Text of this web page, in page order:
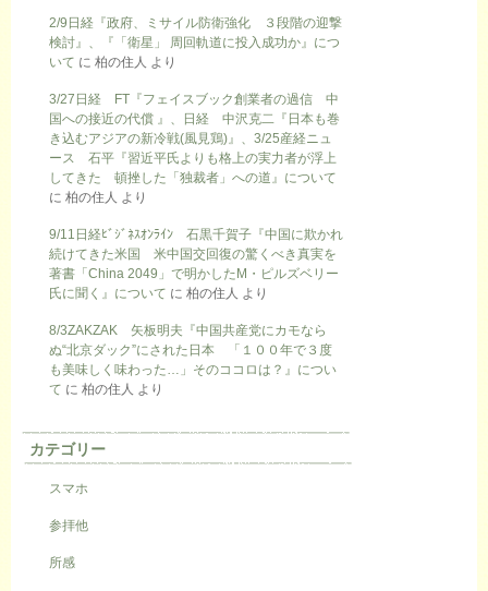
2/9日経『政府、ミサイル防衛強化 ３段階の迎撃
検討』、『「衛星」 周回軌道に投入成功か』につ
いて に 柏の住人 より
3/27日経 FT『フェイスブック創業者の過信 中
国への接近の代償 』、日経 中沢克二『日本も巻
き込むアジアの新冷戦(風見鶏)』、3/25産経ニュ
ース 石平『習近平氏よりも格上の実力者が浮上
してきた 頓挫した「独裁者」への道』について
に 柏の住人 より
9/11日経ﾋﾞｼﾞﾈｽｵﾝﾗｲﾝ 石黒千賀子『中国に欺かれ
続けてきた米国 米中国交回復の驚くべき真実を
著書「China 2049」で明かしたM・ピルズベリー
氏に聞く』について に 柏の住人 より
8/3ZAKZAK 矢板明夫『中国共産党にカモなら
ぬ“北京ダック”にされた日本 「１００年で３度
も美味しく味わった…」そのココロは？』につい
て に 柏の住人 より
カテゴリー
スマホ
参拝他
所感